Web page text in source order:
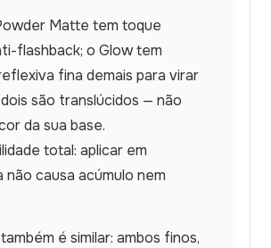
Matte tem toque
flashback; o Glow tem
fina demais para virar
são translúcidos — não
da sua base.
total: aplicar em
não causa acúmulo nem
é similar: ambos finos,